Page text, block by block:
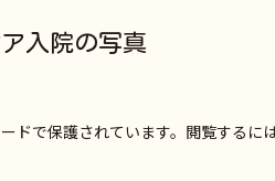
入院の写真
ドで保護されています。閲覧するに